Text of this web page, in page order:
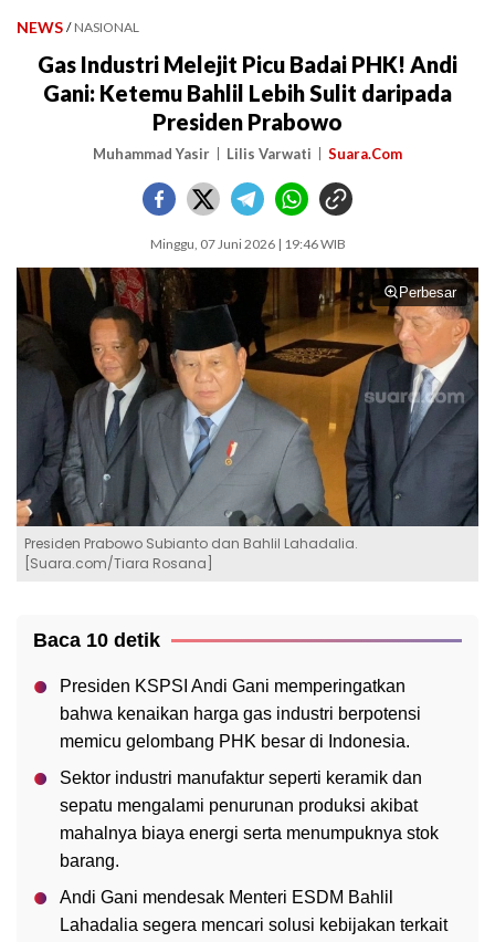
NEWS / NASIONAL
Gas Industri Melejit Picu Badai PHK! Andi
Gani: Ketemu Bahlil Lebih Sulit daripada
Presiden Prabowo
Muhammad Yasir Lilis Varwati Suara.Com
Minggu, 07 Juni 2026 | 19:46 WIB
Perbesar
Presiden Prabowo Subianto dan Bahlil Lahadalia.
[Suara.com/Tiara Rosana]
Baca 10 detik
Presiden KSPSI Andi Gani memperingatkan
bahwa kenaikan harga gas industri berpotensi
memicu gelombang PHK besar di Indonesia.
Sektor industri manufaktur seperti keramik dan
sepatu mengalami penurunan produksi akibat
mahalnya biaya energi serta menumpuknya stok
barang.
Andi Gani mendesak Menteri ESDM Bahlil
Lahadalia segera mencari solusi kebijakan terkait